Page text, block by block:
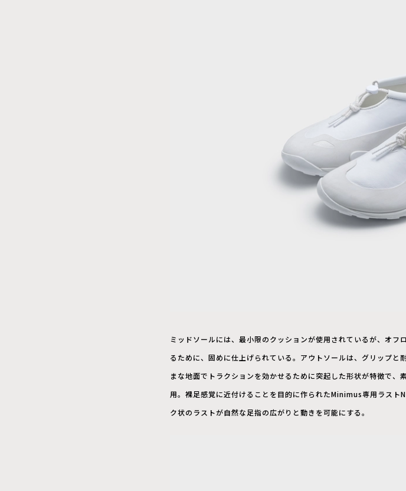
ミッドソールには、最小限のクッションが使用されているが、オ
るために、固めに仕上げられている。アウトソールは、グリップ
まな地面でトラクションを効かせるために突起した形状が特徴で
用。裸足感覚に近付けることを目的に作られたMinimus専用ラス
ク状のラストが自然な足指の広がりと動きを可能にする。